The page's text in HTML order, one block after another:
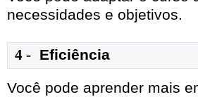
necessidades e objetivos.
4 - Eficiência
Você pode aprender mais